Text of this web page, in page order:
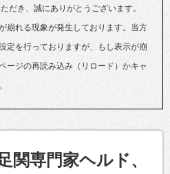
だき、誠にありがとうございます。
崩れる現象が発生しております。当方
定を行っておりますが、もし表示が崩
ージの再読み込み（リロード）かキャ
関専門家ヘルド、